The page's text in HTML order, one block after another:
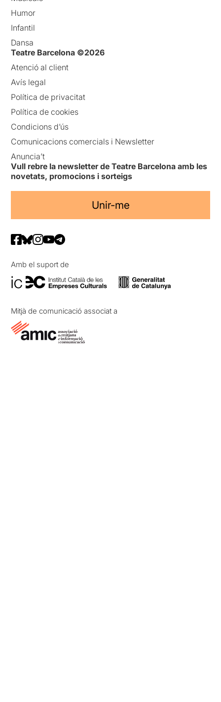
Humor
Infantil
Dansa
Teatre Barcelona ©2026
Atenció al client
Avís legal
Política de privacitat
Política de cookies
Condicions d’ús
Comunicacions comercials i Newsletter
Anuncia’t
Vull rebre la newsletter de Teatre Barcelona amb les
novetats, promocions i sorteigs
Unir-me
Amb el suport de
Mitjà de comunicació associat a